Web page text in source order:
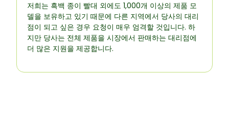
저희는 흑백 종이 빨대 외에도 1,000개 이상의 제품 모
델을 보유하고 있기 때문에 다른 지역에서 당사의 대리
점이 되고 싶은 경우 요청이 매우 엄격할 것입니다. 하
지만 당사는 전체 제품을 시장에서 판매하는 대리점에
더 많은 지원을 제공합니다.